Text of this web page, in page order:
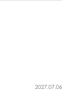
2027.07.06